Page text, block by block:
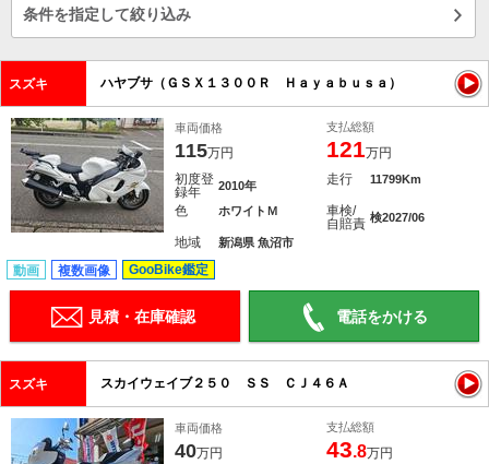
条件を指定して絞り込み
スズキ ハヤブサ（ＧＳＸ１３００Ｒ Ｈａｙａｂｕｓａ）
車両価格
115万円
支払総額
121万円
初度登
録年
2010年 走行 11799Km
色 ホワイトＭ
車検/
自賠責 検2027/06
地域 新潟県 魚沼市
動画 複数画像 GooBike鑑定
見積・在庫確認 電話をかける
スズキ スカイウェイブ２５０ ＳＳ ＣＪ４６Ａ
車両価格
40万円
支払総額
43.8万円